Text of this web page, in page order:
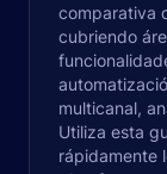
comparativa
cubriendo
multicanal,
Utiliza esta
rápidamente